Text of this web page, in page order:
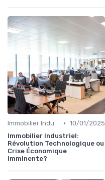
Immobilier Industriel et Logistique • 10/01/2025
Immobilier Industriel:
Révolution Technologique ou
Crise Économique
Imminente?